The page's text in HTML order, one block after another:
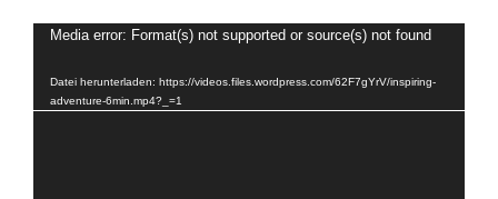
Video-
Media error: Format(s) not supported or source(s) not found
Datei herunterladen: https://videos.files.wordpress.com/62F7gYrV/inspiring-
adventure-6min.mp4?_=1